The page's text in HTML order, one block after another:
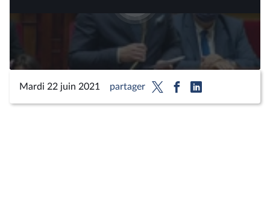
Lire
la
vidéo
Mardi 22 juin 2021 partager